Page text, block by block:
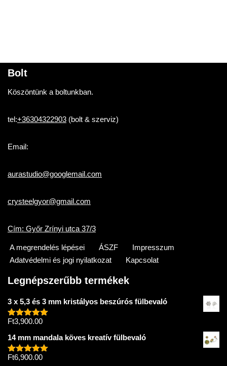
Bolt
Köszöntünk a boltunkban.
tel:+36304322903 (bolt & szerviz)
Email:
aurastudio@googlemail.com
crysteelgyor@gmail.com
Cím: Győr Zrínyi utca 37/3
A megrendelés lépései ÁSZF
Impresszum
Adatvédelmi és jogi nyilatkozat
Kapcsolat
Legnépszerűbb termékek
3 x 5,3 és 3 mm kristályos beszúrós fülbevaló
Értékelés:
Ft3,900.00
14 mm mandala köves kreatív fülbevaló
Értékelés:
Ft6,900.00